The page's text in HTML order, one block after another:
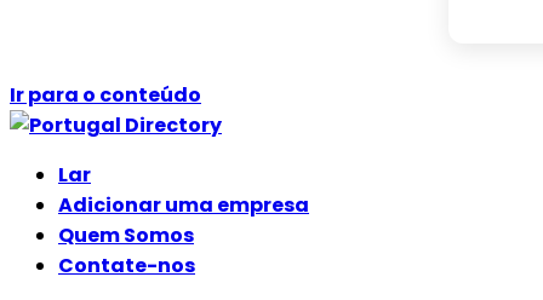
Ir para o conteúdo
Lar
Adicionar uma empresa
Quem Somos
Contate-nos